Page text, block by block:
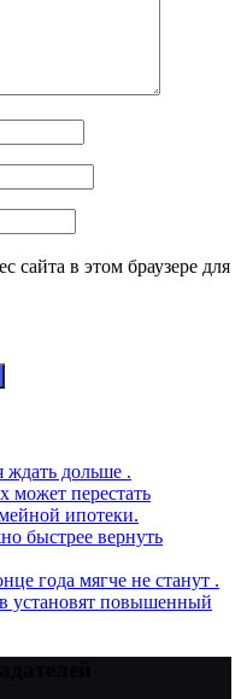
сайта в этом браузере для
ждать дольше .
может перестать
ипотеки.
быстрее вернуть
года мягче не станут .
установят повышенный